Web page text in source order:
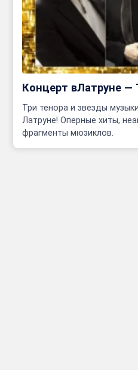
Концерт вЛатруне —
Три тенора и звезды
Латруне! Оперные хиты,
фрагменты мюзиклов.